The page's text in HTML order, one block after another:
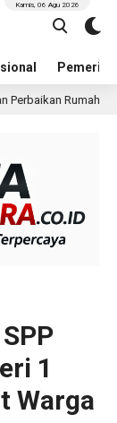
Kamis, 06 Agu 2026
Pria Terduga
1
Warga